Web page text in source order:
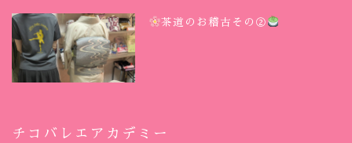
茶道のお稽古その②
チコバレエアカデミー